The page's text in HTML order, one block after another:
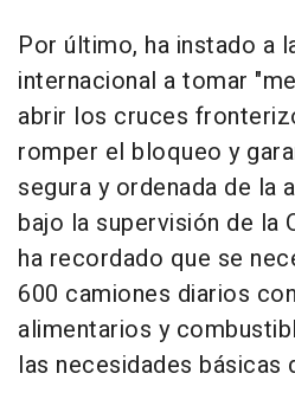
Por último, ha instado a
internacional a tomar
abrir los cruces
romper el bloqueo y
segura y ordenada de la
bajo la supervisión de la
ha recordado que se
600 camiones diarios
alimentarios y
las necesidades básicas